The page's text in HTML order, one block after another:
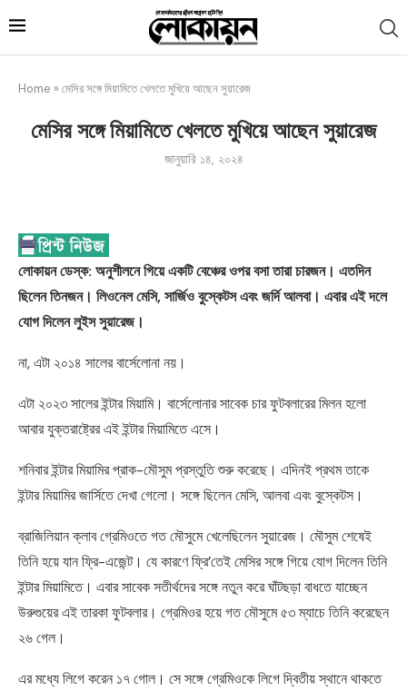
Home » মেসির সঙ্গে মিয়ামিতে খেলতে মুখিয়ে আছেন সুয়ারেজ
মেসির সঙ্গে মিয়ামিতে খেলতে মুখিয়ে আছেন সুয়ারেজ
জানুয়ারি ১৪, ২০২৪
লোকায়ন ডেস্ক: অনুশীলনে গিয়ে একটি বেঞ্চের ওপর বসা তারা চারজন। এতদিন
ছিলেন তিনজন। লিওনেল মেসি, সার্জিও বুস্কেটস এবং জর্দি আলবা। এবার এই দলে
যোগ দিলেন লুইস সুয়ারেজ।
না, এটা ২০১৪ সালের বার্সেলোনা নয়।
এটা ২০২৩ সালের ইন্টার মিয়ামি। বার্সেলোনার সাবেক চার ফুটবলারের মিলন হলো
আবার যুক্তরাষ্ট্রের এই ইন্টার মিয়ামিতে এসে।
শনিবার ইন্টার মিয়ামির প্রাক-মৌসুম প্রস্তুতি শুরু করেছে। এদিনই প্রথম তাকে
ইন্টার মিয়ামির জার্সিতে দেখা গেলো। সঙ্গে ছিলেন মেসি, আলবা এবং বুস্কেটস।
ব্রাজিলিয়ান ক্লাব গ্রেমিওতে গত মৌসুমে খেলেছিলেন সুয়ারেজ। মৌসুম শেষেই
তিনি হয়ে যান ফ্রি-এজেন্ট। যে কারণে ফ্রি’তেই মেসির সঙ্গে গিয়ে যোগ দিলেন তিনি
ইন্টার মিয়ামিতে। এবার সাবেক সতীর্থদের সঙ্গে নতুন করে ঘাঁটছড়া বাধতে যাচ্ছেন
উরুগুয়ের এই তারকা ফুটবলার। গ্রেমিওর হয়ে গত মৌসুমে ৫৩ ম্যাচে তিনি করেছেন
২৬ গেল।
এর মধ্যে লিগে করেন ১৭ গোল। সে সঙ্গে গ্রেমিওকে লিগে দ্বিতীয় স্থানে থাকতে